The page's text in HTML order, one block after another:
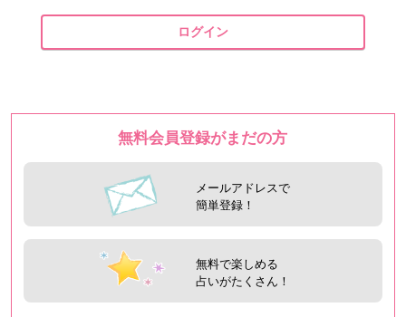
ログイン
無料会員登録がまだの方
メールアドレスで
簡単登録！
無料で楽しめる
占いがたくさん！